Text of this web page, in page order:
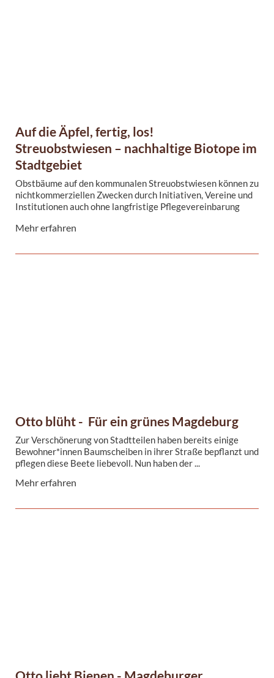
Auf die Äpfel, fertig, los!
Streuobstwiesen – nachhaltige Biotope im
Stadtgebiet
Obstbäume auf den kommunalen Streuobstwiesen können zu
nichtkommerziellen Zwecken durch Initiativen, Vereine und
Institutionen auch ohne langfristige Pflegevereinbarung
Mehr erfahren
Otto blüht - Für ein grünes Magdeburg
Zur Verschönerung von Stadtteilen haben bereits einige
Bewohner*innen Baumscheiben in ihrer Straße bepflanzt und
pflegen diese Beete liebevoll. Nun haben der ...
Mehr erfahren